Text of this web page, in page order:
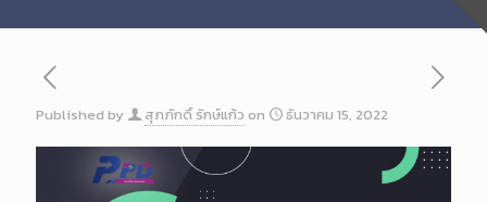
Published by สุภภักดิ์ รักษ์แก้ว on ธันวาคม 15, 2022